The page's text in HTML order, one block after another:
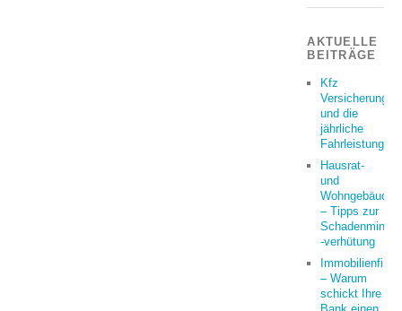
AKTUELLE
BEITRÄGE
Kfz
Versicherung
und die
jährliche
Fahrleistung
Hausrat-
und
– Tipps zur
-verhütung
– Warum
schickt Ihre